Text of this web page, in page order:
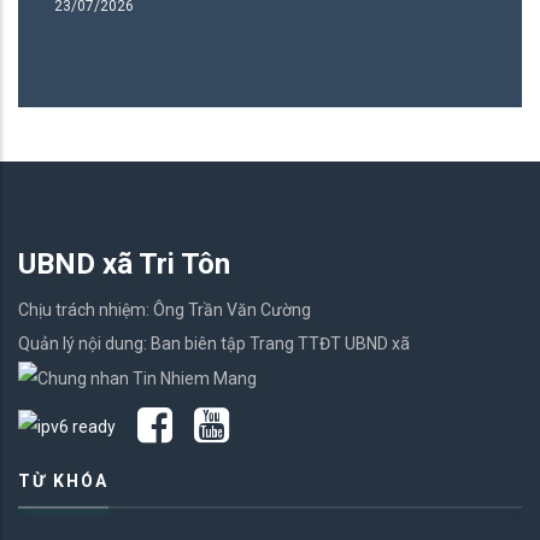
14/07/2026
UBND xã Tri Tôn
Chịu trách nhiệm: Ông Trần Văn Cường
Quản lý nội dung: Ban biên tập Trang TTĐT UBND xã
TỪ KHÓA